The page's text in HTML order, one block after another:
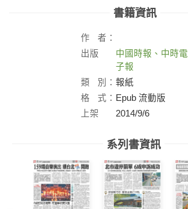
書籍資訊
作
者：
出版
中國時報、中時電
子報
類
別： 報紙
格
式： Epub 流動版
上架
2014/9/6
系列書資訊